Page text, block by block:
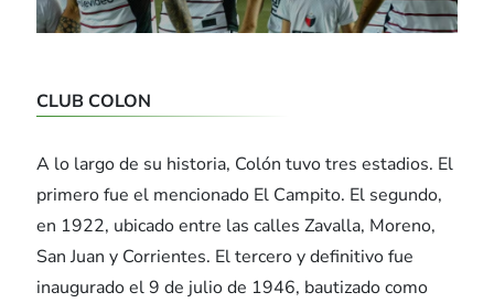
CLUB COLON
A lo largo de su historia, Colón tuvo tres estadios. El
primero fue el mencionado El Campito. El segundo,
en 1922, ubicado entre las calles Zavalla, Moreno,
San Juan y Corrientes. El tercero y definitivo fue
inaugurado el 9 de julio de 1946, bautizado como